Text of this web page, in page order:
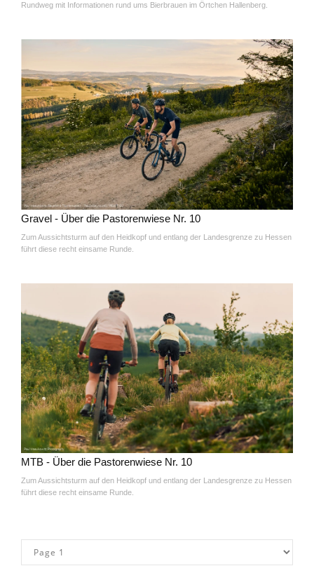
Rundweg mit Informationen rund ums Bierbrauen im Örtchen Hallenberg.
Gravel - Über die Pastorenwiese Nr. 10
Zum Aussichtsturm auf den Heidkopf und entlang der Landesgrenze zu Hessen
führt diese recht einsame Runde.
MTB - Über die Pastorenwiese Nr. 10
Zum Aussichtsturm auf den Heidkopf und entlang der Landesgrenze zu Hessen
führt diese recht einsame Runde.